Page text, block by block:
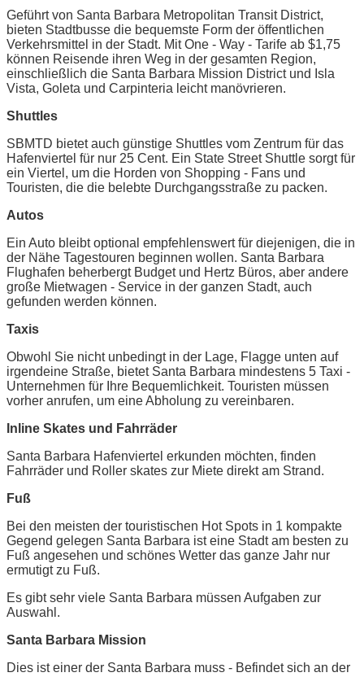
Geführt von Santa Barbara Metropolitan Transit District,
bieten Stadtbusse die bequemste Form der öffentlichen
Verkehrsmittel in der Stadt. Mit One - Way - Tarife ab $1,75
können Reisende ihren Weg in der gesamten Region,
einschließlich die Santa Barbara Mission District und Isla
Vista, Goleta und Carpinteria leicht manövrieren.
Shuttles
SBMTD bietet auch günstige Shuttles vom Zentrum für das
Hafenviertel für nur 25 Cent. Ein State Street Shuttle sorgt für
ein Viertel, um die Horden von Shopping - Fans und
Touristen, die die belebte Durchgangsstraße zu packen.
Autos
Ein Auto bleibt optional empfehlenswert für diejenigen, die in
der Nähe Tagestouren beginnen wollen. Santa Barbara
Flughafen beherbergt Budget und Hertz Büros, aber andere
große Mietwagen - Service in der ganzen Stadt, auch
gefunden werden können.
Taxis
Obwohl Sie nicht unbedingt in der Lage, Flagge unten auf
irgendeine Straße, bietet Santa Barbara mindestens 5 Taxi -
Unternehmen für Ihre Bequemlichkeit. Touristen müssen
vorher anrufen, um eine Abholung zu vereinbaren.
Inline Skates und Fahrräder
Santa Barbara Hafenviertel erkunden möchten, finden
Fahrräder und Roller skates zur Miete direkt am Strand.
Fuß
Bei den meisten der touristischen Hot Spots in 1 kompakte
Gegend gelegen Santa Barbara ist eine Stadt am besten zu
Fuß angesehen und schönes Wetter das ganze Jahr nur
ermutigt zu Fuß.
Es gibt sehr viele Santa Barbara müssen Aufgaben zur
Auswahl.
Santa Barbara Mission
Dies ist einer der Santa Barbara muss - Befindet sich an der